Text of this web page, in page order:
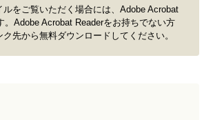
ルをご覧いただく場合には、Adobe Acrobat
。Adobe Acrobat Readerをお持ちでない方
先から無料ダウンロードしてください。